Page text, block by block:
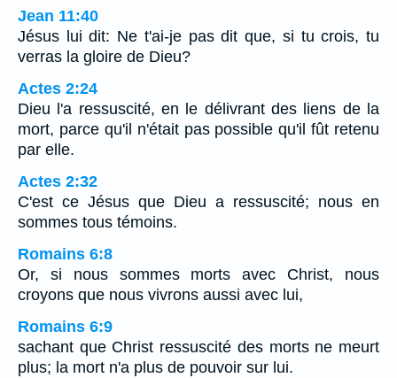
Jean 11:40
Jésus lui dit: Ne t'ai-je pas dit que, si tu crois, tu
verras la gloire de Dieu?
Actes 2:24
Dieu l'a ressuscité, en le délivrant des liens de la
mort, parce qu'il n'était pas possible qu'il fût retenu
par elle.
Actes 2:32
C'est ce Jésus que Dieu a ressuscité; nous en
sommes tous témoins.
Romains 6:8
Or, si nous sommes morts avec Christ, nous
croyons que nous vivrons aussi avec lui,
Romains 6:9
sachant que Christ ressuscité des morts ne meurt
plus; la mort n'a plus de pouvoir sur lui.